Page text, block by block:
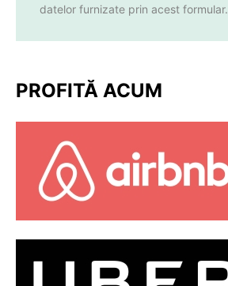
datelor furnizate prin acest formular.
PROFITĂ ACUM